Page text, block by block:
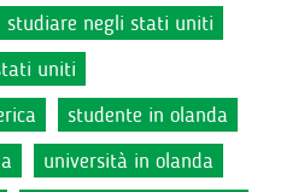
studiare negli stati uniti
uniti
studente in olanda
università in olanda